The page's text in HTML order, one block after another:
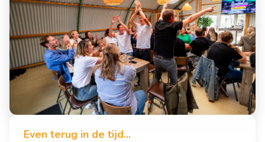
Even terug in de tijd...